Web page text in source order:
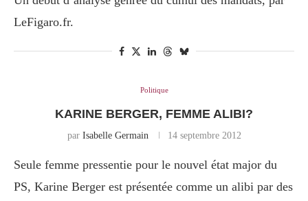
LeFigaro.fr.
Politique
KARINE BERGER, FEMME ALIBI?
par Isabelle Germain 14 septembre 2012
Seule femme pressentie pour le nouvel état major du
PS, Karine Berger est présentée comme un alibi par des